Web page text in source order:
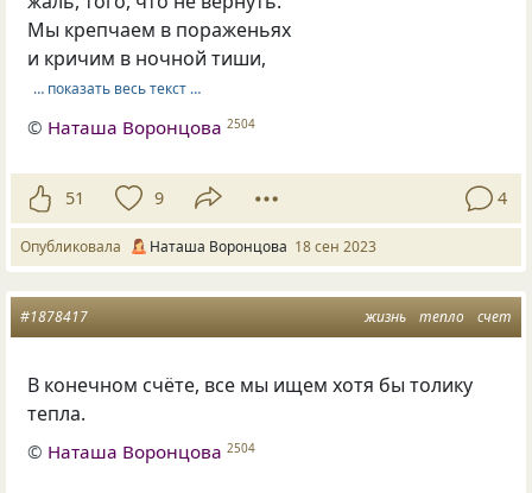
Мы крепчаем в пораженьях
и кричим в ночной тиши,
… показать весь текст …
© Наташа Воронцова 2504
51 9 4
Опубликовала Наташа Воронцова 18 сен 2023
жизнь тепло счет
#1878417
В конечном счёте, все мы ищем хотя бы толику
тепла.
© Наташа Воронцова 2504